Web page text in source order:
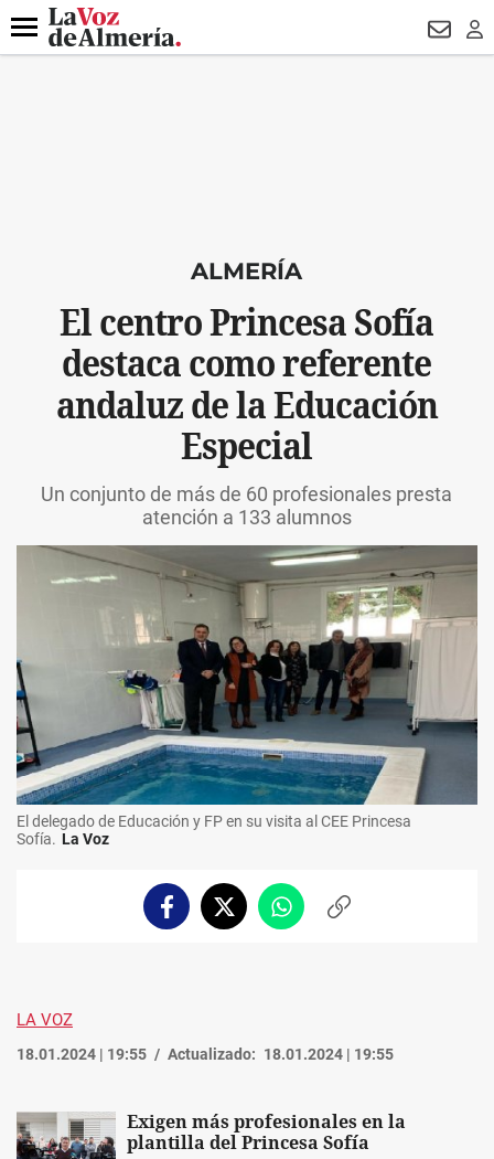
DESTACADO
Menú
ALMERÍA
El centro Princesa Sofía
destaca como referente
andaluz de la Educación
Especial
Un conjunto de más de 60 profesionales presta
atención a 133 alumnos
El delegado de Educación y FP en su visita al CEE Princesa
Sofía. La Voz
FacebookTwitterWhatsappCopiar
LA VOZ
18.01.2024 | 19:55 Actualizado: 18.01.2024 | 19:55
Exigen más profesionales en la
plantilla del Princesa Sofía